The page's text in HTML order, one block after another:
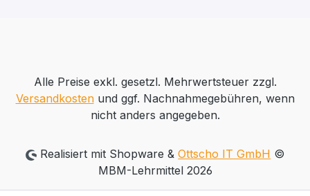
Alle Preise exkl. gesetzl. Mehrwertsteuer zzgl.
Versandkostenund ggf. Nachnahmegebühren, wenn
nicht anders angegeben.
Realisiert mit Shopware &Ottscho IT GmbH ©
MBM-Lehrmittel 2026